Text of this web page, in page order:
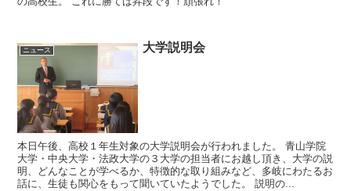
ニュース 大学説明会
本日午後、高校１年生対象の大学説明会が行われました。 青山学院
大学・中央大学・法政大学の３大学の担当者にお越し頂き、大学の説
明、どんなことが学べるか、特徴的な取り組みなど、多岐にわたるお
話に、生徒も関心をもって聞いていたようでした。 説明の...